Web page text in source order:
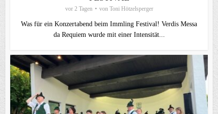
vor 2 Tagen von Toni Hötzelsperger
Was für ein Konzertabend beim Immling Festival! Verdis Messa
da Requiem wurde mit einer Intensität...